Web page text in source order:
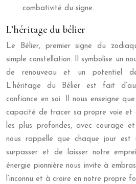
combativité du signe.
L’héritage du bélier
Le Bélier, premier signe du
simple constellation. Il symbolise un
de renouveau et un potentiel de
L’héritage du Bélier est fait
confiance en soi. Il nous enseigne
capacité de tracer sa propre voie et
les plus profondes, avec courage
nous rappelle que chaque jour est
surpasser et de laisser notre
énergie pionnière nous invite à
l’inconnu et à croire en notre propre